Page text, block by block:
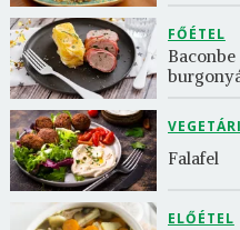
FŐÉTEL
Falafel
ELŐÉTEL